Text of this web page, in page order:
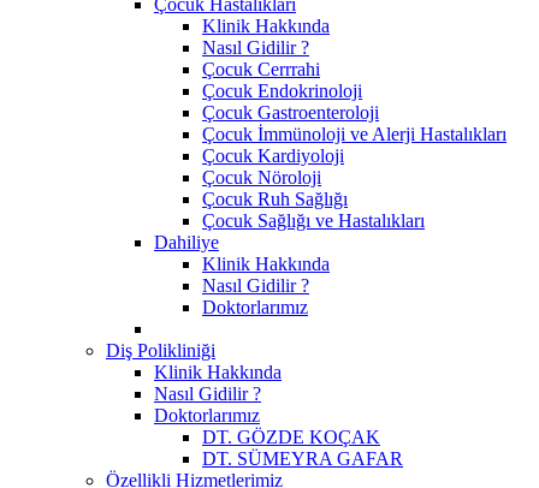
Klinik Hakkında
Nasıl Gidilir ?
Çocuk Cerrrahi
Çocuk Endokrinoloji
Çocuk Gastroenteroloji
Çocuk İmmünoloji ve Alerji Hastalıkları
Çocuk Kardiyoloji
Çocuk Nöroloji
Çocuk Ruh Sağlığı
Çocuk Sağlığı ve Hastalıkları
Dahiliye
Klinik Hakkında
Nasıl Gidilir ?
Doktorlarımız
Diş Polikliniği
Klinik Hakkında
Nasıl Gidilir ?
Doktorlarımız
DT. GÖZDE KOÇAK
DT. SÜMEYRA GAFAR
Özellikli Hizmetlerimiz